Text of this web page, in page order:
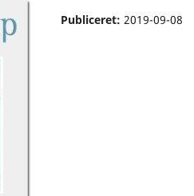
Publiceret: 2019-09-08